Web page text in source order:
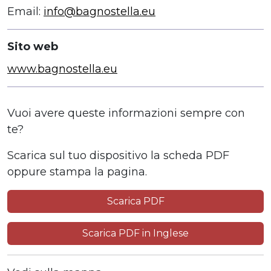
Email: info@bagnostella.eu
Sito web
www.bagnostella.eu
Vuoi avere queste informazioni sempre con
te?
Scarica sul tuo dispositivo la scheda PDF
oppure stampa la pagina.
Scarica PDF
Scarica PDF in Inglese